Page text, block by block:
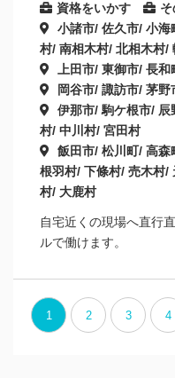
資格をいかす
小諸市/ 佐久市/ 小
村/ 南相木村/ 北相木村/
上田市/ 東御市/ 長
岡谷市/ 諏訪市/ 茅
伊那市/ 駒ケ根市/
村/ 中川村/ 宮田村
飯田市/ 松川町/ 高
根羽村/ 下條村/ 売木村/
村/ 大鹿村
自宅近くの現場へ直行
ルで働けます。
1 2 3 4